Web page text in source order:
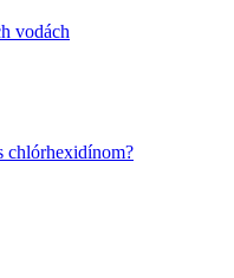
vodách
chlórhexidínom?